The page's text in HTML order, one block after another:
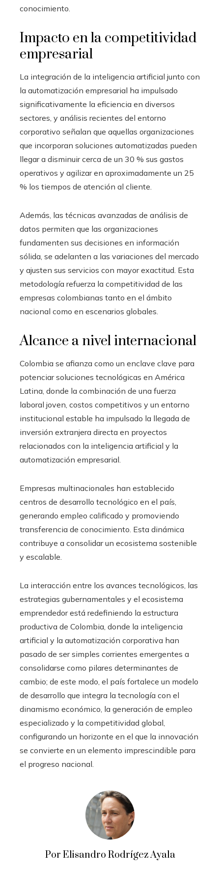
conocimiento.
Impacto en la competitividad
empresarial
La integración de la inteligencia artificial junto con
la automatización empresarial ha impulsado
significativamente la eficiencia en diversos
sectores, y análisis recientes del entorno
corporativo señalan que aquellas organizaciones
que incorporan soluciones automatizadas pueden
llegar a disminuir cerca de un 30 % sus gastos
operativos y agilizar en aproximadamente un 25
% los tiempos de atención al cliente.
Además, las técnicas avanzadas de análisis de
datos permiten que las organizaciones
fundamenten sus decisiones en información
sólida, se adelanten a las variaciones del mercado
y ajusten sus servicios con mayor exactitud. Esta
metodología refuerza la competitividad de las
empresas colombianas tanto en el ámbito
nacional como en escenarios globales.
Alcance a nivel internacional
Colombia se afianza como un enclave clave para
potenciar soluciones tecnológicas en América
Latina, donde la combinación de una fuerza
laboral joven, costos competitivos y un entorno
institucional estable ha impulsado la llegada de
inversión extranjera directa en proyectos
relacionados con la inteligencia artificial y la
automatización empresarial.
Empresas multinacionales han establecido
centros de desarrollo tecnológico en el país,
generando empleo calificado y promoviendo
transferencia de conocimiento. Esta dinámica
contribuye a consolidar un ecosistema sostenible
y escalable.
La interacción entre los avances tecnológicos, las
estrategias gubernamentales y el ecosistema
emprendedor está redefiniendo la estructura
productiva de Colombia, donde la inteligencia
artificial y la automatización corporativa han
pasado de ser simples corrientes emergentes a
consolidarse como pilares determinantes de
cambio; de este modo, el país fortalece un modelo
de desarrollo que integra la tecnología con el
dinamismo económico, la generación de empleo
especializado y la competitividad global,
configurando un horizonte en el que la innovación
se convierte en un elemento imprescindible para
el progreso nacional.
Por Elisandro Rodrígez Ayala